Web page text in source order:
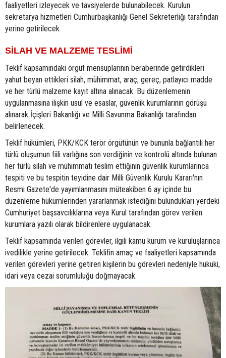
faaliyetleri izleyecek ve tavsiyelerde bulunabilecek. Kurulun
sekretarya hizmetleri Cumhurbaşkanlığı Genel Sekreterliği tarafından
yerine getirilecek.
SİLAH VE MALZEME TESLİMİ
Teklif kapsamındaki örgüt mensuplarının beraberinde getirdikleri
yahut beyan ettikleri silah, mühimmat, araç, gereç, patlayıcı madde
ve her türlü malzeme kayıt altına alınacak. Bu düzenlemenin
uygulanmasına ilişkin usul ve esaslar, güvenlik kurumlarının görüşü
alınarak İçişleri Bakanlığı ve Milli Savunma Bakanlığı tarafından
belirlenecek.
Teklif hükümleri, PKK/KCK terör örgütünün ve bununla bağlantılı her
türlü oluşumun fiili varlığına son verdiğinin ve kontrolü altında bulunan
her türlü silah ve mühimmatı teslim ettiğinin güvenlik kurumlarınca
tespiti ve bu tespitin teyidine dair Milli Güvenlik Kurulu Kararı'nın
Resmi Gazete'de yayımlanmasını müteakiben 6 ay içinde bu
düzenleme hükümlerinden yararlanmak istediğini bulundukları yerdeki
Cumhuriyet başsavcılıklarına veya Kurul tarafından görev verilen
kurumlara yazılı olarak bildirenlere uygulanacak.
Teklif kapsamında verilen görevler, ilgili kamu kurum ve kuruluşlarınca
ivedilikle yerine getirilecek. Teklifin amaç ve faaliyetleri kapsamında
verilen görevleri yerine getiren kişilerin bu görevleri nedeniyle hukuki,
idari veya cezai sorumluluğu doğmayacak.